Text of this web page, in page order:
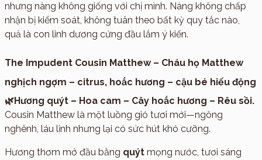
nhưng nàng không giống với chị mình. Nàng không chấp
nhận bị kiểm soát, không tuân theo bất kỳ quy tắc nào,
quả là con linh dương cứng đầu lắm ý kiến.
The Impudent Cousin Matthew – Cháu họ Matthew
nghịch ngợm – citrus, hoắc hương – cậu bé hiếu động
🌿Hương quýt – Hoa cam – Cây hoắc hương – Rêu sồi.
Cousin Matthew là một luồng gió tươi mới—ngông
nghênh, láu lỉnh nhưng lại có sức hút khó cưỡng.
Hương thơm mở đầu bằng quýt mọng nước, tươi sáng